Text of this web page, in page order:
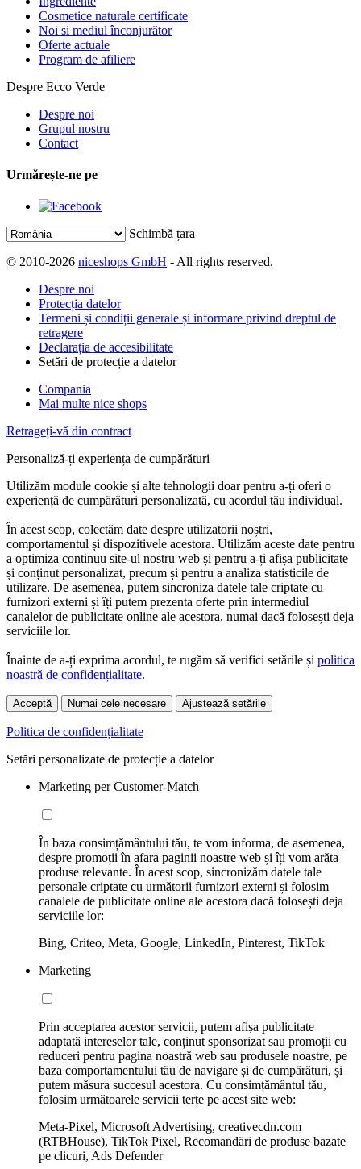
Cosmetice naturale certificate
Noi si mediul înconjurător
Oferte actuale
Program de afiliere
Despre Ecco Verde
Despre noi
Grupul nostru
Contact
Urmărește-ne pe
Schimbă țara
© 2010-2026 niceshops GmbH - All rights reserved.
Despre noi
Protecția datelor
Termeni și condiții generale și informare privind dreptul de
retragere
Declarația de accesibilitate
Setări de protecție a datelor
Compania
Mai multe nice shops
Retrageți-vă din contract
Personaliză-ți experiența de cumpărături
Utilizăm module cookie și alte tehnologii doar pentru a-ți oferi o
experiență de cumpărături personalizată, cu acordul tău individual.
În acest scop, colectăm date despre utilizatorii noștri,
comportamentul și dispozitivele acestora. Utilizăm aceste date pentru
a optimiza continuu site-ul nostru web și pentru a-ți afișa publicitate
și conținut personalizat, precum și pentru a analiza statisticile de
utilizare. De asemenea, putem sincroniza datele tale criptate cu
furnizori externi și îți putem prezenta oferte prin intermediul
canalelor de publicitate online ale acestora, numai dacă folosești deja
serviciile lor.
Înainte de a-ți exprima acordul, te rugăm să verifici setările și politica
noastră de confidențialitate.
Acceptă Numai cele necesare Ajustează setările
Politica de confidențialitate
Setări personalizate de protecție a datelor
Marketing per Customer-Match
În baza consimțământului tău, te vom informa, de asemenea,
despre promoții în afara paginii noastre web și îți vom arăta
produse relevante. În acest scop, sincronizăm datele tale
personale criptate cu următorii furnizori externi și folosim
canalele de publicitate online ale acestora dacă folosești deja
serviciile lor:
Bing, Criteo, Meta, Google, LinkedIn, Pinterest, TikTok
Marketing
Prin acceptarea acestor servicii, putem afișa publicitate
adaptată intereselor tale, conținut sponsorizat sau promoții cu
reduceri pentru pagina noastră web sau produsele noastre, pe
baza comportamentului tău de navigare și de cumpărături, și
putem măsura succesul acestora. Cu consimțământul tău,
folosim următoarele servicii terțe pe acest site web:
Meta-Pixel, Microsoft Advertising, creativecdn.com
(RTBHouse), TikTok Pixel, Recomandări de produse bazate
pe clicuri, Ads Defender